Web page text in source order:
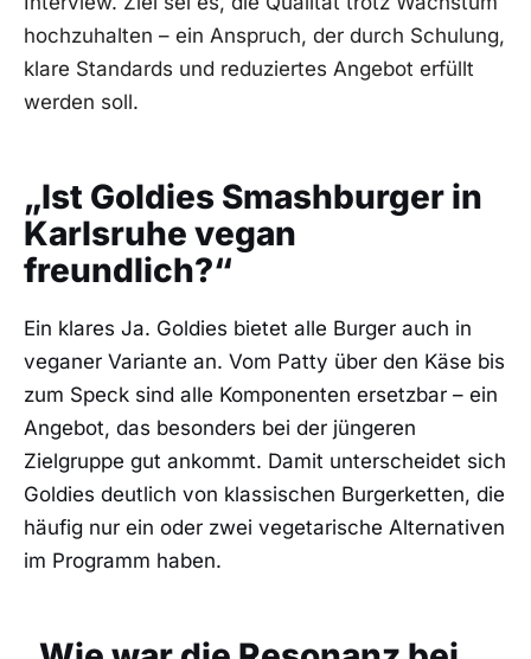
hochzuhalten – ein Anspruch, der durch Schulung,
klare Standards und reduziertes Angebot erfüllt
werden soll.
„Ist Goldies Smashburger in
Karlsruhe vegan
freundlich?“
Ein klares Ja. Goldies bietet alle Burger auch in
veganer Variante an. Vom Patty über den Käse bis
zum Speck sind alle Komponenten ersetzbar – ein
Angebot, das besonders bei der jüngeren
Zielgruppe gut ankommt. Damit unterscheidet sich
Goldies deutlich von klassischen Burgerketten, die
häufig nur ein oder zwei vegetarische Alternativen
im Programm haben.